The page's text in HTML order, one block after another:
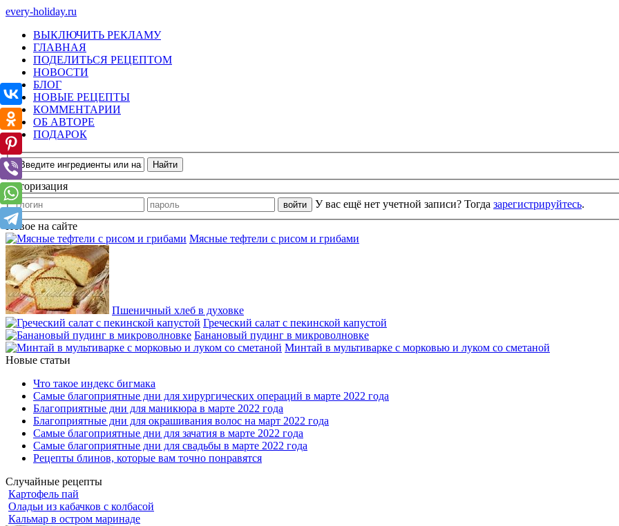
every-holiday.ru
ВЫКЛЮЧИТЬ РЕКЛАМУ
ГЛАВНАЯ
ПОДЕЛИТЬСЯ РЕЦЕПТОМ
НОВОСТИ
БЛОГ
НОВЫЕ РЕЦЕПТЫ
КОММЕНТАРИИ
ОБ АВТОРЕ
ПОДАРОК
Авторизация
У вас ещё нет учетной записи? Тогда зарегистрируйтесь.
Новое на сайте
Мясные тефтели с рисом и грибами
Пшеничный хлеб в духовке
Греческий салат с пекинской капустой
Банановый пудинг в микроволновке
Минтай в мультиварке с морковью и луком со сметаной
Новые статьи
Что такое индекс бигмака
Самые благоприятные дни для хирургических операций в марте 2022 года
Благоприятные дни для маникюра в марте 2022 года
Благоприятные дни для окрашивания волос на март 2022 года
Самые благоприятные дни для зачатия в марте 2022 года
Самые благоприятные дни для свадьбы в марте 2022 года
Рецепты блинов, которые вам точно понравятся
Случайные рецепты
Картофель пай
Оладьи из кабачков с колбасой
Кальмар в остром маринаде